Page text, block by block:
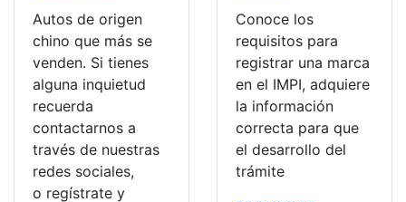
Autos de origen
chino que más se
venden. Si tienes
alguna inquietud
recuerda
contactarnos a
través de nuestras
redes sociales,
o regístrate y
Conoce los
requisitos para
registrar una marca
en el IMPI, adquiere
la información
correcta para que
el desarrollo del
trámite